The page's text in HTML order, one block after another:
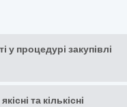
у процедурі закупівлі
та кількісні